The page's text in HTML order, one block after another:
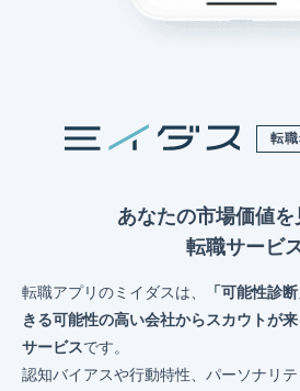
転
あなたの市場価値
転職サービ
転職アプリのミイダスは、
「可能性診
きる可能性の高い会社からスカウトが
サービスです。
認知バイアスや行動特性、パーソナリ